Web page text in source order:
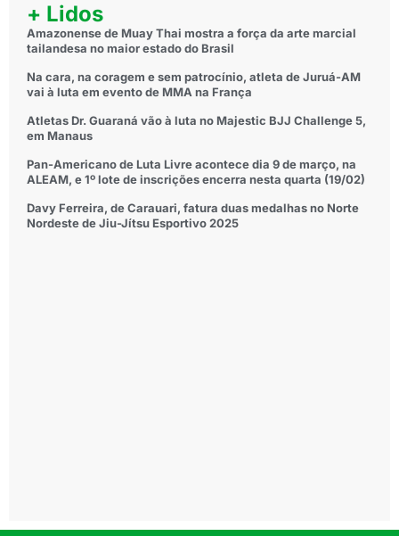
+ Lidos
Amazonense de Muay Thai mostra a força da arte marcial
tailandesa no maior estado do Brasil
Na cara, na coragem e sem patrocínio, atleta de Juruá-AM
vai à luta em evento de MMA na França
Atletas Dr. Guaraná vão à luta no Majestic BJJ Challenge 5,
em Manaus
Pan-Americano de Luta Livre acontece dia 9 de março, na
ALEAM, e 1º lote de inscrições encerra nesta quarta (19/02)
Davy Ferreira, de Carauari, fatura duas medalhas no Norte
Nordeste de Jiu-Jítsu Esportivo 2025